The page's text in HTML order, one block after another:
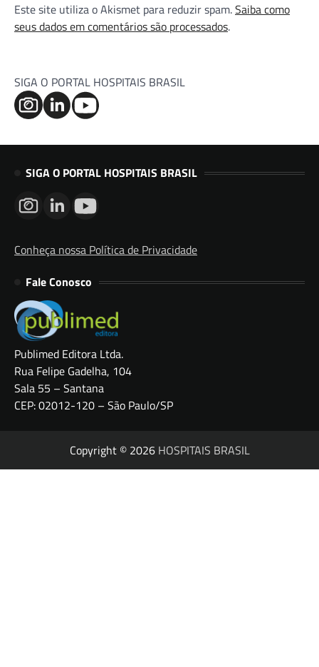
Este site utiliza o Akismet para reduzir spam.Saiba como
seus dados em comentários são processados.
SIGA O PORTAL HOSPITAIS BRASIL
SIGA O PORTAL HOSPITAIS BRASIL
Conheça nossa Política de Privacidade
Fale Conosco
Publimed Editora Ltda.
Rua Felipe Gadelha, 104
Sala 55 – Santana
CEP: 02012-120 – São Paulo/SP
Copyright © 2026 HOSPITAIS BRASIL